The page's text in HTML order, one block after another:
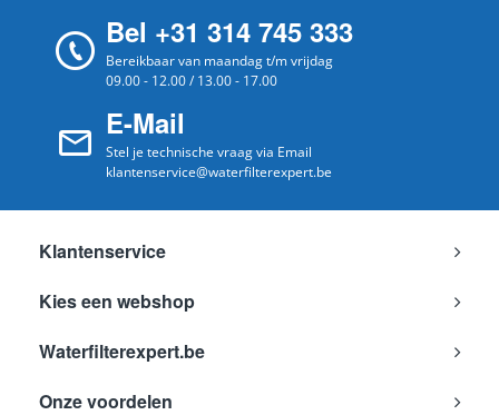
Bel +31 314 745 333
Bereikbaar van maandag t/m vrijdag
09.00 - 12.00 / 13.00 - 17.00
E-Mail
Stel je technische vraag via Email
klantenservice@waterfilterexpert.be
Klantenservice
Kies een webshop
Waterfilterexpert.be
Onze voordelen